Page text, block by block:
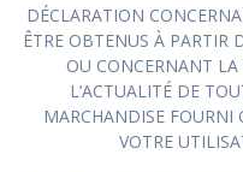
DÉCLARATION
ÊTRE OBTENUS À PARTIR
OU CONCERNANT LA
L’ACTUALITÉ DE
MARCHANDISE FOURNI
VOTRE